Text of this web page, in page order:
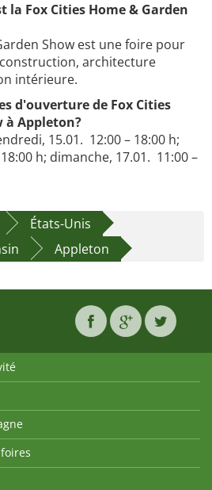
la Fox Cities Home & Garden
Show est une foire pour
architecture
intérieure.
d'ouverture de Fox Cities
à Appleton?
15.01. 12:00 – 18:00 h;
h; dimanche, 17.01. 11:00 –
États-Unis
Appleton